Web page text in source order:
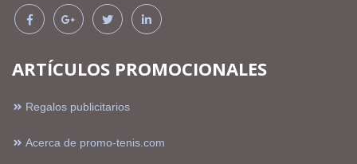
ARTÍCULOS PROMOCIONALES
Regalos publicitarios
Acerca de promo-tenis.com